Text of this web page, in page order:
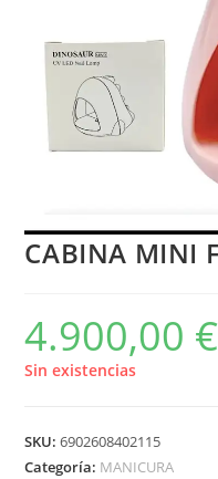
CABINA MINI
4.900,00 €
Sin existencias
SKU:6902608402115
Categoría: MANICURA